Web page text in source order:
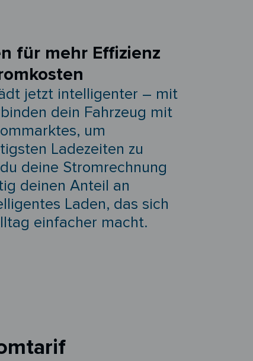
für mehr Effizienz
jetzt intelligenter – mit
dein Fahrzeug mit
um
Ladezeiten zu
deine Stromrechnung
deinen Anteil an
Laden, das sich
einfacher macht.